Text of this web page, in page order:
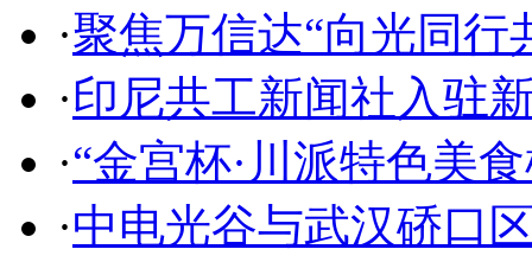
·聚焦万信达“向光同行
·印尼共工新闻社入驻
·“金宫杯·川派特色美
·中电光谷与武汉硚口